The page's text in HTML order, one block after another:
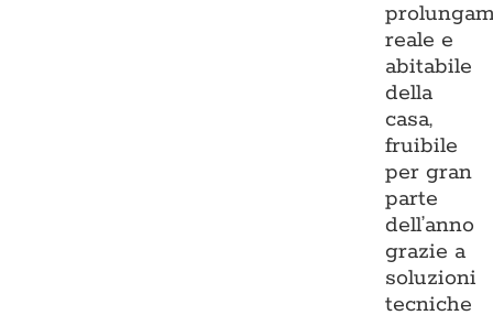
reale e
abitabile
della
casa,
fruibile
per gran
parte
dell’anno
grazie a
soluzioni
tecniche